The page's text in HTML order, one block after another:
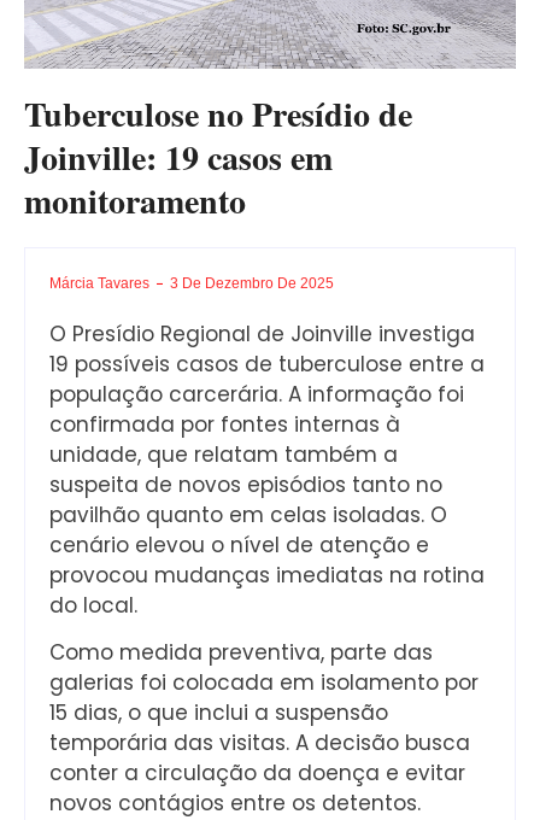
Tuberculose no Presídio de
Joinville: 19 casos em
monitoramento
Márcia Tavares 3 De Dezembro De 2025
O Presídio Regional de Joinville investiga
19 possíveis casos de tuberculose entre a
população carcerária. A informação foi
confirmada por fontes internas à
unidade, que relatam também a
suspeita de novos episódios tanto no
pavilhão quanto em celas isoladas. O
cenário elevou o nível de atenção e
provocou mudanças imediatas na rotina
do local.
Como medida preventiva, parte das
galerias foi colocada em isolamento por
15 dias, o que inclui a suspensão
temporária das visitas. A decisão busca
conter a circulação da doença e evitar
novos contágios entre os detentos.